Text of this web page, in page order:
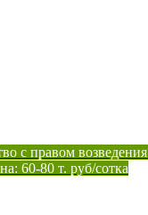
с правом
60-80 т. руб/сотка